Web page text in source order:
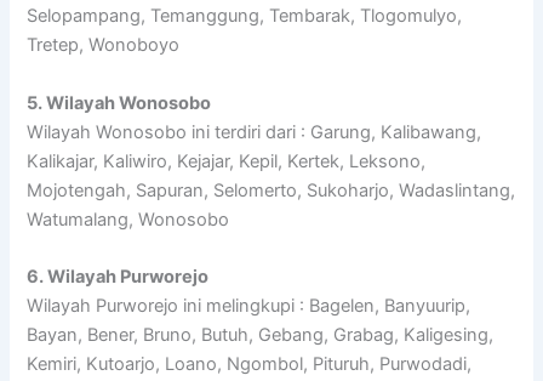
Selopampang, Temanggung, Tembarak, Tlogomulyo,
Tretep, Wonoboyo
5. Wilayah Wonosobo
Wilayah Wonosobo ini terdiri dari : Garung, Kalibawang,
Kalikajar, Kaliwiro, Kejajar, Kepil, Kertek, Leksono,
Mojotengah, Sapuran, Selomerto, Sukoharjo, Wadaslintang,
Watumalang, Wonosobo
6. Wilayah Purworejo
Wilayah Purworejo ini melingkupi : Bagelen, Banyuurip,
Bayan, Bener, Bruno, Butuh, Gebang, Grabag, Kaligesing,
Kemiri, Kutoarjo, Loano, Ngombol, Pituruh, Purwodadi,